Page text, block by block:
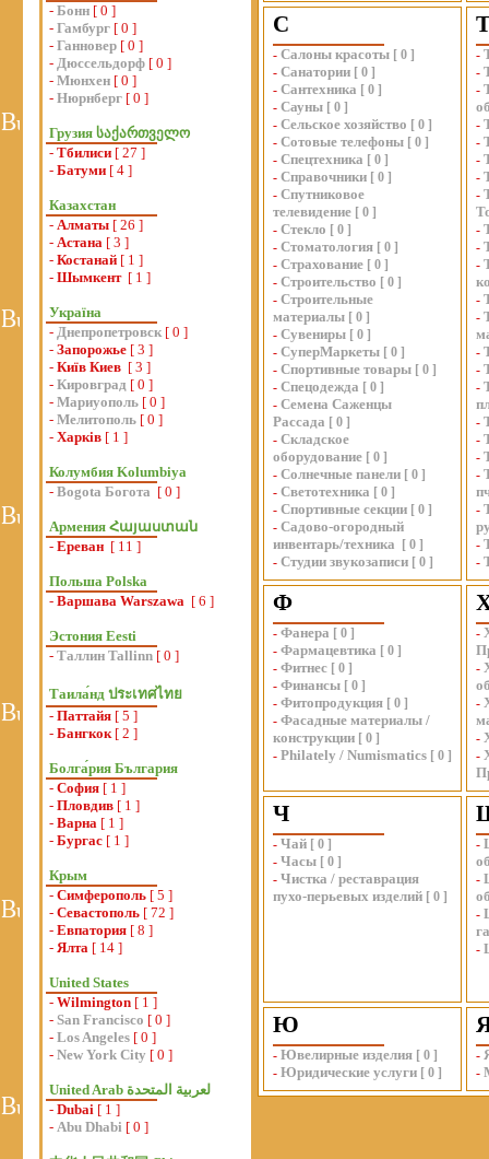
- Бонн [ 0 ]
- Гамбург [ 0 ]
- Ганновер [ 0 ]
- Дюссельдорф [ 0 ]
- Мюнхен [ 0 ]
- Нюрнберг [ 0 ]
Грузия საქართველო
- Тбилиси [ 27 ]
- Батуми [ 4 ]
Казахстан
- Алматы [ 26 ]
- Астана [ 3 ]
- Костанай [ 1 ]
- Шымкент [ 1 ]
Україна
- Днепропетровск [ 0 ]
- Запорожье [ 3 ]
- Київ Киев [ 3 ]
- Кировград [ 0 ]
- Мариуополь [ 0 ]
- Мелитополь [ 0 ]
- Харків [ 1 ]
Колумбия Kolumbiya
- Bogota Богота [ 0 ]
Армения Հայաստան
- Ереван [ 11 ]
Польша Polska
- Варшава Warszawa [ 6 ]
Эстония Eesti
- Таллин Tallinn [ 0 ]
Таила́нд ประเทศไทย
- Паттайя [ 5 ]
- Бангкок[ 2 ]
Болга́рия България
- София [ 1 ]
- Пловдив [ 1 ]
- Варна [ 1 ]
- Бургас [ 1 ]
Крым
- Симферополь [ 5 ]
- Севастополь [ 72 ]
- Евпатория [ 8 ]
- Ялта [ 14 ]
United States
- Wilmington [ 1 ]
- San Francisco [ 0 ]
- Los Angeles [ 0 ]
- New York City [ 0 ]
- Dubai [ 1 ]
- Abu Dhabi [ 0 ]
С
- Салоны красоты [ 0 ]
- Санатории [ 0 ]
- Сантехника [ 0 ]
- Сауны [ 0 ]
- Сельское хозяйство [ 0 ]
- Сотовые телефоны [ 0 ]
- Спецтехника [ 0 ]
- Справочники [ 0 ]
- Спутниковое
телевидение [ 0 ]
- Стекло [ 0 ]
- Стоматология [ 0 ]
- Страхование [ 0 ]
- Строительство [ 0 ]
- Строительные
материалы [ 0 ]
- Сувениры [ 0 ]
- СуперМаркеты [ 0 ]
- Спортивные товары [ 0 ]
- Спецодежда [ 0 ]
- Семена Саженцы
Рассада [ 0 ]
- Складское
оборудование [ 0 ]
- Солнечные панели [ 0 ]
- Светотехника [ 0 ]
- Спортивные секции [ 0 ]
- Садово-огородный
инвентарь/техника
[ 0 ]
- Студии звукозаписи [ 0 ]
-
-
-
-
-
-
-
-
-
-
-
-
-
-
-
-
-
-
-
-
-
-
-
Ф
- Фанера [ 0 ]
- Фармацевтика [ 0 ]
- Фитнес [ 0 ]
- Финансы [ 0 ]
- Фитопродукция [ 0 ]
- Фасадные материалы /
конструкции [ 0 ]
- Philately / Numismatics [ 0 ]
-
-
-
-
-
Ч
- Чай [ 0 ]
- Часы [ 0 ]
- Чистка / реставрация
пухо-перьевых изделий [ 0 ]
-
-
-
-
Ю
- Ювелирные изделия [ 0 ]
- Юридические услуги [ 0 ]
-
-